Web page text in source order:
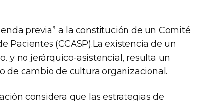
previa” a la constitución de un Comité
Pacientes (CCASP).La existencia de un
y no jerárquico-asistencial, resulta un
de cambio de cultura organizacional.
considera que las estrategias de